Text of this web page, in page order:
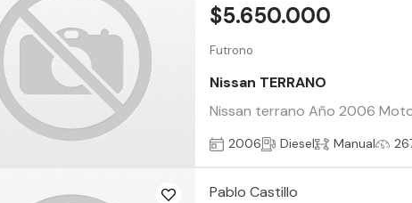
Futrono
Nissan TERRANO
Nissan terrano Año 2006
$5.650.000
2006 Diesel Manual
Pablo Castillo